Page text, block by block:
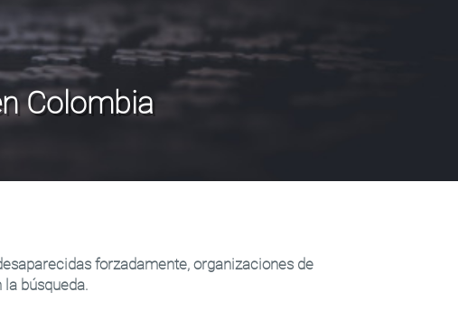
Colombia
forzadamente, organizaciones de
búsqueda.